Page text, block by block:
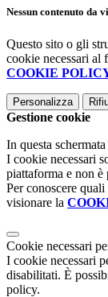
Nessun contenuto da
Questo sito o gli
cookie necessari al
COOKIE
Personalizza
Gestione cookie
In questa
I cookie necessari
piattaforma e non
Per conoscere
visionare la
Cookie necessari
I cookie necessari
disabilitati. È
policy.